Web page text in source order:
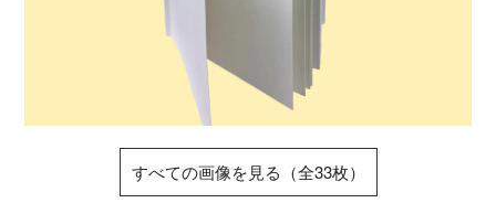
すべての画像を見る（全33枚）